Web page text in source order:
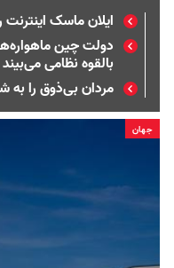
ایلان ماسک
دولت چین
بالقوه نظامی می‌بیند
مردان بی‌ذوق را به
جهان